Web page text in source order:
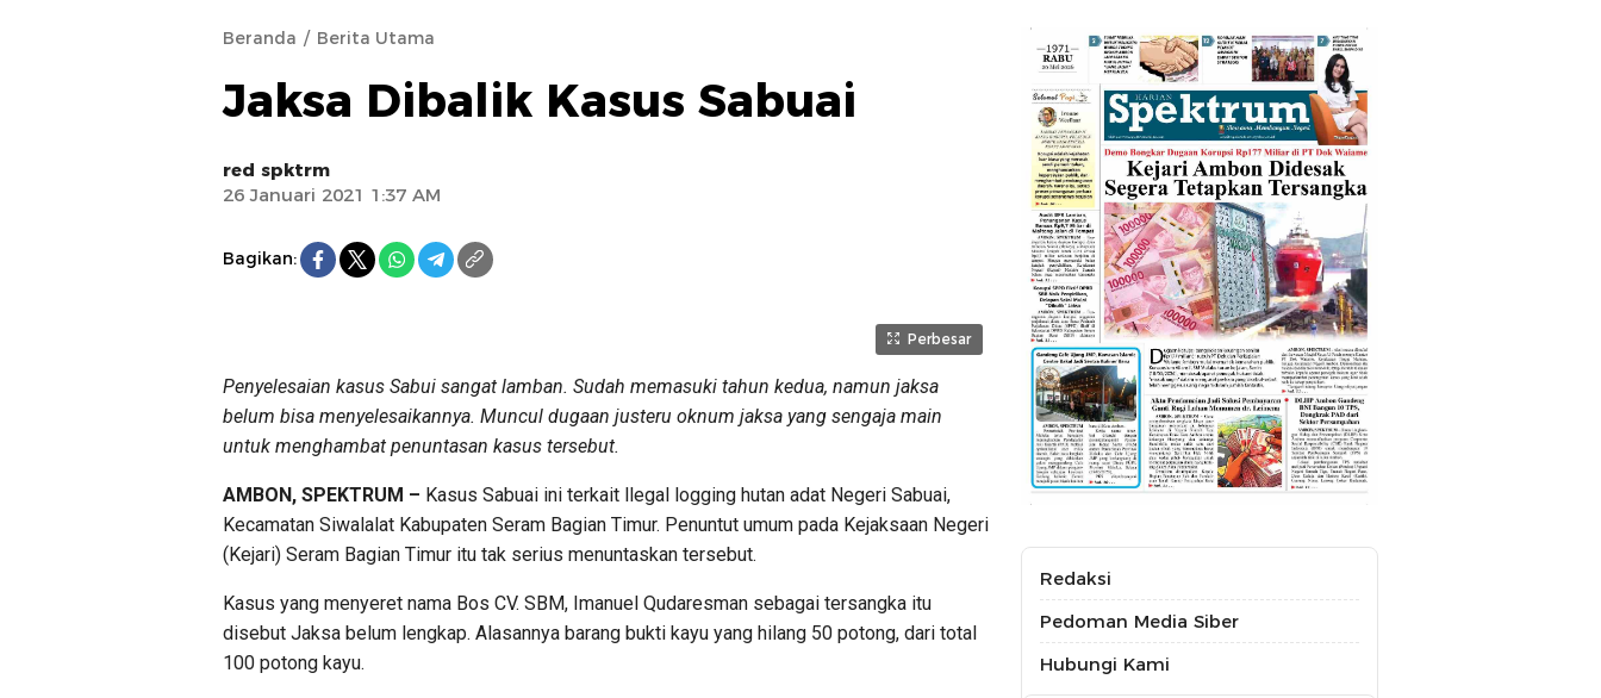
Beranda Berita Utama
Jaksa Dibalik Kasus Sabuai
red spktrm
26 Januari 2021 1:37 AM
Bagikan:
Perbesar
Penyelesaian kasus Sabui sangat lamban. Sudah memasuki tahun kedua, namun jaksa
belum bisa menyelesaikannya. Muncul dugaan justeru oknum jaksa yang sengaja main
untuk menghambat penuntasan kasus tersebut.
AMBON, SPEKTRUM – Kasus Sabuai ini terkait llegal logging hutan adat Negeri Sabuai,
Kecamatan Siwalalat Kabupaten Seram Bagian Timur. Penuntut umum pada Kejaksaan Negeri
(Kejari) Seram Bagian Timur itu tak serius menuntaskan tersebut.
Kasus yang menyeret nama Bos CV. SBM, Imanuel Qudaresman sebagai tersangka itu
disebut Jaksa belum lengkap. Alasannya barang bukti kayu yang hilang 50 potong, dari total
100 potong kayu.
Redaksi
Pedoman Media Siber
Hubungi Kami